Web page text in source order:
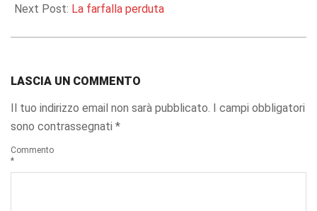
19
Next Post: La farfalla perduta
LASCIA UN COMMENTO
Il tuo indirizzo email non sarà pubblicato. I campi obbligatori
sono contrassegnati *
Commento
*